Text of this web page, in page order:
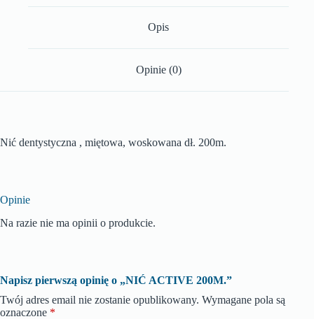
Opis
Opinie (0)
Nić dentystyczna , miętowa, woskowana dł. 200m.
Opinie
Na razie nie ma opinii o produkcie.
Napisz pierwszą opinię o „NIĆ ACTIVE 200M.”
Twój adres email nie zostanie opublikowany. Wymagane pola są
oznaczone *